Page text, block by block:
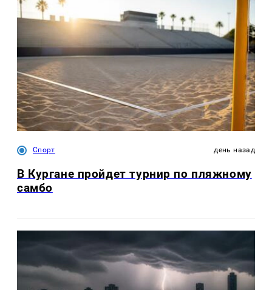
Спорт день назад
В Кургане пройдет турнир по пляжному
самбо